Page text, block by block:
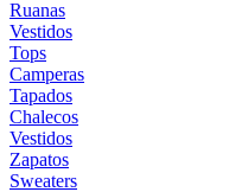
Ruanas
Vestidos
Tops
Camperas
Tapados
Chalecos
Vestidos
Zapatos
Sweaters